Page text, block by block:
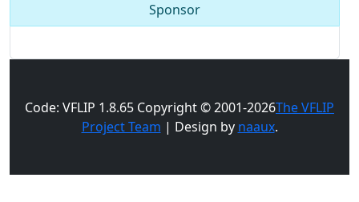
Sponsor
Code: VFLIP 1.8.65 Copyright © 2001-2026The VFLIP
Project Team | Design by naaux.